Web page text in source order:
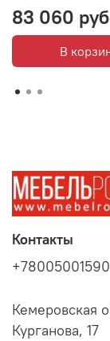
83 060 руб
В
Контакты
+78005001590
Кемеровская
Курганова, 17